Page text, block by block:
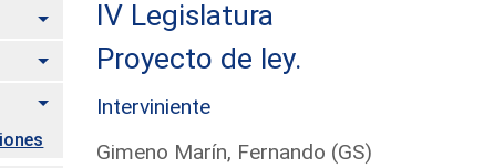
Alternar
Alternar
Alternar
IV Legislatura
Proyecto de ley.
Interviniente
Gimeno Marín, Fernando (GS)